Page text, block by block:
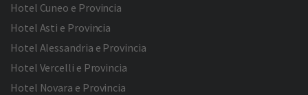
Hotel Cuneo e Provincia
Hotel Asti e Provincia
Hotel Alessandria e Provincia
Hotel Vercelli e Provincia
Hotel Novara e Provincia